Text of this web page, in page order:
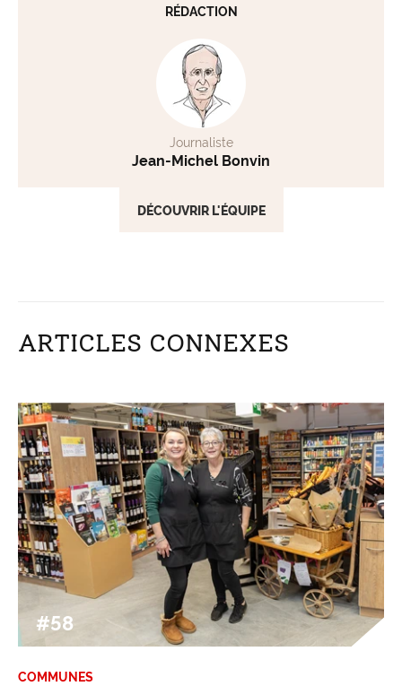
RÉDACTION
Journaliste
Jean-Michel Bonvin
DÉCOUVRIR L'ÉQUIPE
ARTICLES CONNEXES
#58
COMMUNES